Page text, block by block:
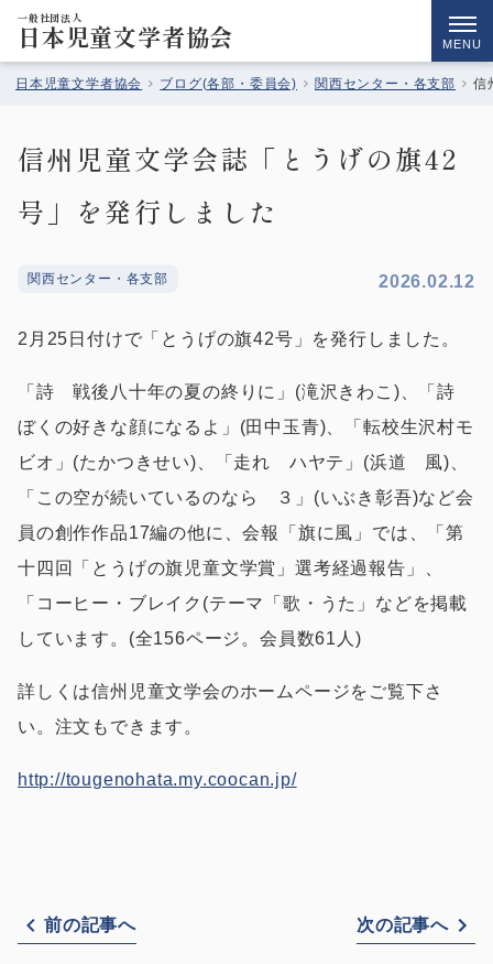
一般社団法人
日本児童文学者協会 MENU
日本児童文学者協会 ブログ(各部・委員会) 関西センター・各支部 信
信州児童文学会誌「とうげの旗42
号」を発行しました
関西センター・各支部 2026.02.12
2月25日付けで「とうげの旗42号」を発行しました。
「詩 戦後八十年の夏の終りに」(滝沢きわこ)、「詩
ぼくの好きな顔になるよ」(田中玉青)、「転校生沢村モ
ビオ」(たかつきせい)、「走れ ハヤテ」(浜道 風)、
「この空が続いているのなら ３」(いぶき彰吾)など会
員の創作作品17編の他に、会報「旗に風」では、「第
十四回「とうげの旗児童文学賞」選考経過報告」、
「コーヒー・ブレイク(テーマ「歌・うた」などを掲載
しています。(全156ページ。会員数61人)
詳しくは信州児童文学会のホームページをご覧下さ
い。注文もできます。
http://tougenohata.my.coocan.jp/
前の記事へ 次の記事へ